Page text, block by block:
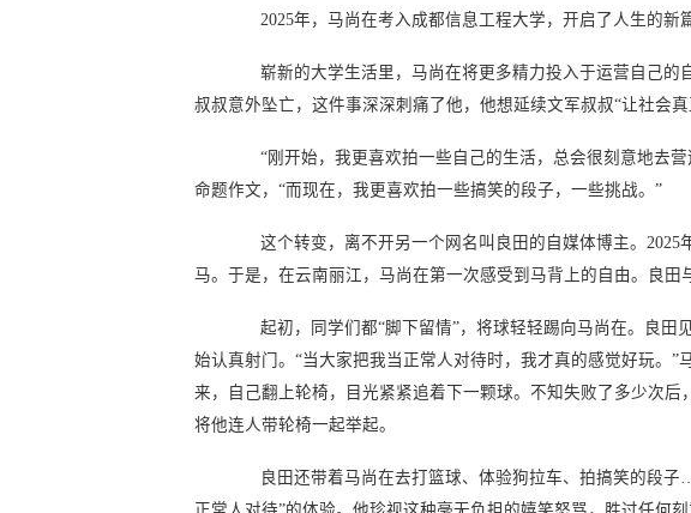
2025年，马尚在考入成都信息工程大学，开启了人生的新
崭新的大学生活里，马尚在将更多精力投入于运营自己的
叔叔意外坠亡，这件事深深刺痛了他，他想延续文军叔叔“让社会真
“刚开始，我更喜欢拍一些自己的生活，总会很刻意地去
命题作文，“而现在，我更喜欢拍一些搞笑的段子，一些挑战。”
这个转变，离不开另一个网名叫良田的自媒体博主。
马。于是，在云南丽江，马尚在第一次感受到马背上的自由。良
起初，同学们都“脚下留情”，将球轻轻踢向马尚在。良田
始认真射门。“当大家把我当正常人对待时，我才真的感觉好玩。
来，自己翻上轮椅，目光紧紧追着下一颗球。不知失败了多少次
将他连人带轮椅一起举起。
良田还带着马尚在去打篮球、体验狗拉车、拍搞笑的段子